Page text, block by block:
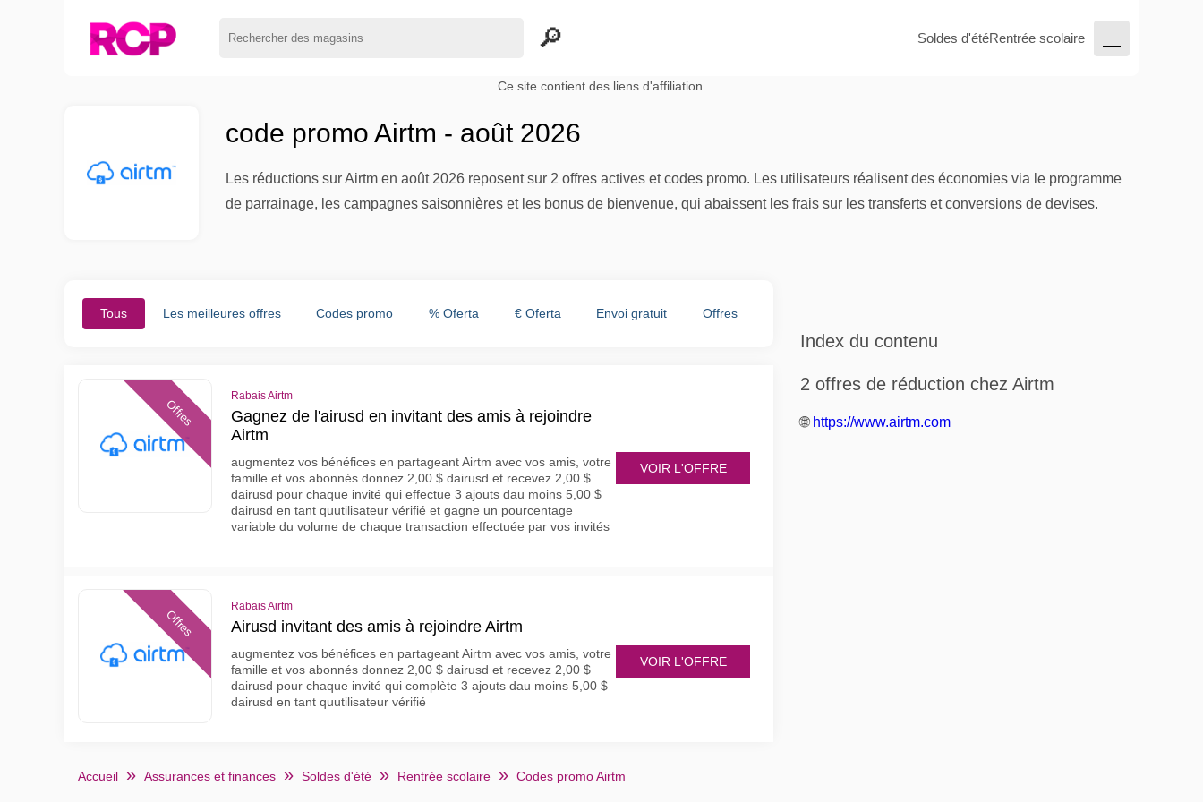
Soldes d'étéRentrée scolaire
Ce site contient des liens d'affiliation.
code promo Airtm - août 2026
Les réductions sur Airtm en août 2026 reposent sur 2 offres actives et codes promo. Les utilisateurs réalisent des économies via le programme
de parrainage, les campagnes saisonnières et les bonus de bienvenue, qui abaissent les frais sur les transferts et conversions de devises.
Tous Les meilleures offres Codes promo % Oferta € Oferta Envoi gratuit Offres
Offres
Rabais Airtm
Gagnez de l'airusd en invitant des amis à rejoindre
Airtm
augmentez vos bénéfices en partageant Airtm avec vos amis, votre
famille et vos abonnés donnez 2,00 $ dairusd et recevez 2,00 $
dairusd pour chaque invité qui effectue 3 ajouts dau moins 5,00 $
dairusd en tant quutilisateur vérifié et gagne un pourcentage
variable du volume de chaque transaction effectuée par vos invités
VOIR L'OFFRE
Offres
Rabais Airtm
Airusd invitant des amis à rejoindre Airtm
augmentez vos bénéfices en partageant Airtm avec vos amis, votre
famille et vos abonnés donnez 2,00 $ dairusd et recevez 2,00 $
dairusd pour chaque invité qui complète 3 ajouts dau moins 5,00 $
dairusd en tant quutilisateur vérifié
VOIR L'OFFRE
Accueil Assurances et finances Soldes d'été Rentrée scolaire Codes promo Airtm
Index du contenu
2 offres de réduction chez Airtm
🌐 https://www.airtm.com